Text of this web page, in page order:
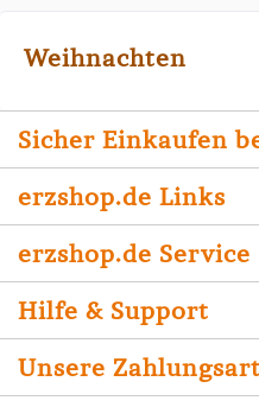
Weihnachten
Sicher Einkaufen
erzshop.de Links
erzshop.de Service
Hilfe & Support
Unsere